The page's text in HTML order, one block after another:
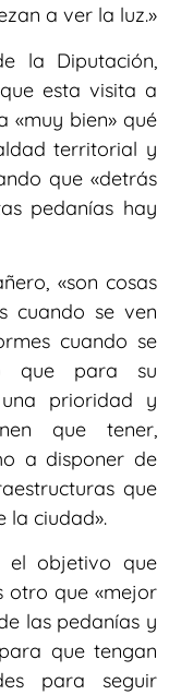
a ver la luz.»
la Diputación,
esta visita a
«muy bien» qué
territorial y
que «detrás
pedanías hay
«son cosas
cuando se ven
cuando se
que para su
prioridad y
que tener,
a disponer de
que
la ciudad».
el objetivo que
otro que «mejor
las pedanías y
que tengan
para seguir